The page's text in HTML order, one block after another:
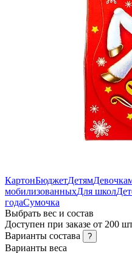
КартонБюджетДетям
мобилизованныхДля школ
годаСумочка
Выбрать вес и состав
Доступен при заказе от 200
Варианты состава
?
Варианты веса